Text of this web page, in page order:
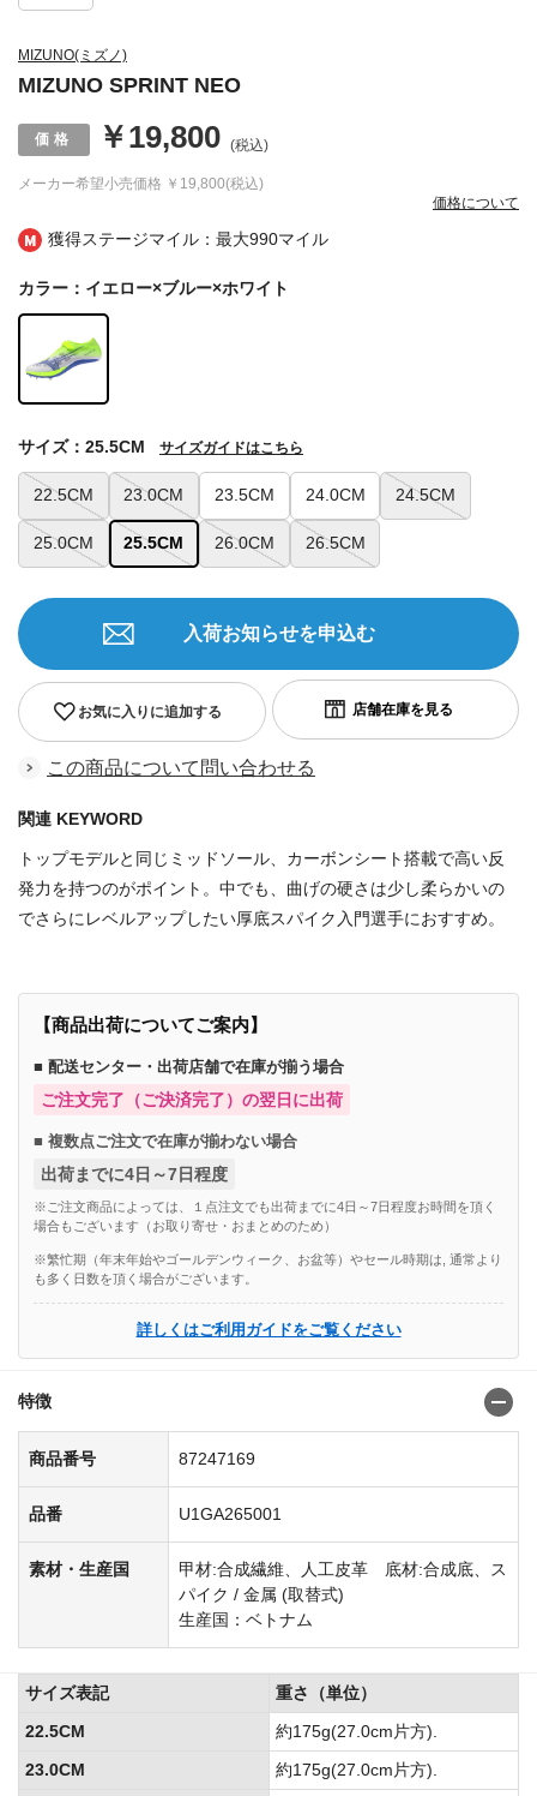
獲得ステージマイル：最大990マイル
MIZUNO(ミズノ)
MIZUNO SPRINT NEO
メーカー希望小売価格 ￥19,800(税込)
￥19,800 (税込)
価格について
カラー：イエロー×ブルー×ホワイト
22.5CM 23.0CM 23.5CM 24.0CM 24.5CM
25.0CM 25.5CM 26.0CM 26.5CM
サイズ：25.5CM サイズガイドはこちら
お気に入りに追加する
入荷お知らせを申込む
この商品について問い合わせる
関連 KEYWORD
トップモデルと同じミッドソール、カーボンシート搭載で高い反
発力を持つのがポイント。中でも、曲げの硬さは少し柔らかいの
でさらにレベルアップしたい厚底スパイク入門選手におすすめ。
【商品出荷についてご案内】
■ 配送センター・出荷店舗で在庫が揃う場合
ご注文完了（ご決済完了）の翌日に出荷
■ 複数点ご注文で在庫が揃わない場合
出荷までに4日～7日程度
※ご注文商品によっては、１点注文でも出荷までに4日～7日程度お時間を頂く
場合もございます（お取り寄せ・おまとめのため）
※繁忙期（年末年始やゴールデンウィーク、お盆等）やセール時期は, 通常より
も多く日数を頂く場合がございます。
詳しくはご利用ガイドをご覧ください
特徴
商品番号 87247169
品番 U1GA265001
素材・生産国
甲材:合成繊維、人工皮革 底材:合成底、ス
パイク / 金属 (取替式)
生産国：ベトナム
サイズ表記
重さ（単位）
22.5CM
約175g(27.0cm片方).
23.0CM
約175g(27.0cm片方).